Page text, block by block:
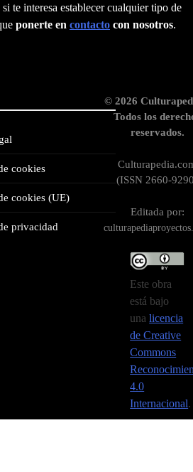
te interesa establecer cualquier tipo de
ponerte en contacto con nosotros.
cookies
cookies (UE)
privacidad
© 2026
Todos los
reservados.
(ISSN 2660-
Editada por:
Este obra
está bajo
unalicencia
de Creative
Commons
4.0
Internacional.